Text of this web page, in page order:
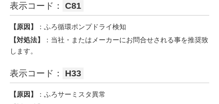
表示コード： C81
【原因】
：ふろ循環ポンプドライ検知
【対処法】
：当社・またはメーカーにお問合せされる事を推奨致
します。
表示コード： H33
【原因】
：ふろサーミスタ異常